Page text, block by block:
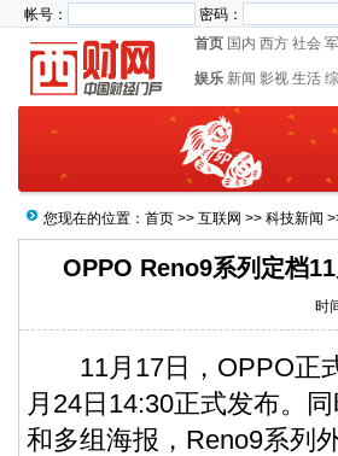
帐号： 密码：
首页 国内 西方 社会
娱乐 新闻 影视 生活
您现在的位置： 首页 >> 互联网 >> 科技新闻
OPPO Reno9系列定档
时
11月17日，OPPO正式
月24日14:30正式发布。
和多组海报，Reno9系列